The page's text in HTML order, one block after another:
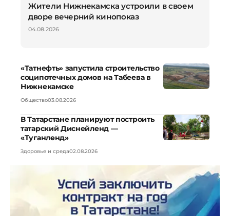
Жители Нижнекамска устроили в своем
дворе вечерний кинопоказ
04.08.2026
«Татнефть» запустила строительство
соципотечных домов на Табеева в
Нижнекамске
Общество03.08.2026
В Татарстане планируют построить
татарский Диснейленд —
«Туганленд»
Здоровье и среда02.08.2026